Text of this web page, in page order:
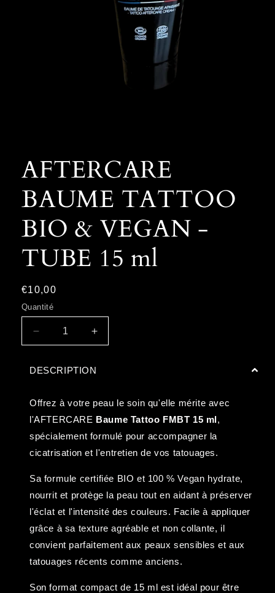
dans
une
modale
AFTERCARE
BAUME TATTOO
BIO & VEGAN -
TUBE 15 ml
Prix
habituel
€10,00
Quantité
Réduire
la
de
BAUME
TATTOO
BIO
&amp;
VEGAN
TUBE
15
Augmenter
la
de
BAUME
TATTOO
BIO
&amp;
VEGAN
TUBE
15
ml
DESCRIPTION
Offrez à votre peau le soin qu'elle mérite avec
l'AFTERCARE Baume Tattoo FMBT 15 ml,
spécialement formulé pour accompagner la
cicatrisation et l'entretien de vos tatouages.
Sa formule certifiée BIO et 100 % Vegan hydrate,
nourrit et protège la peau tout en aidant à préserver
l'éclat et l'intensité des couleurs. Facile à appliquer
grâce à sa texture agréable et non collante, il
convient parfaitement aux peaux sensibles et aux
tatouages récents comme anciens.
Son format compact de 15 ml est idéal pour être